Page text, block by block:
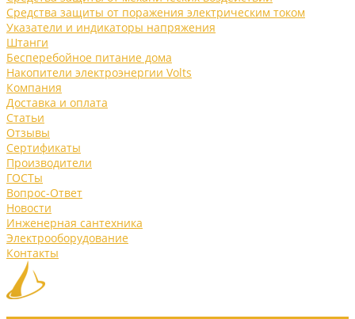
Средства защиты от поражения электрическим током
Указатели и индикаторы напряжения
Штанги
Бесперебойное питание дома
Накопители электроэнергии Volts
Компания
Доставка и оплата
Статьи
Отзывы
Сертификаты
Производители
ГОСТы
Вопрос-Ответ
Новости
Инженерная сантехника
Электрооборудование
Контакты